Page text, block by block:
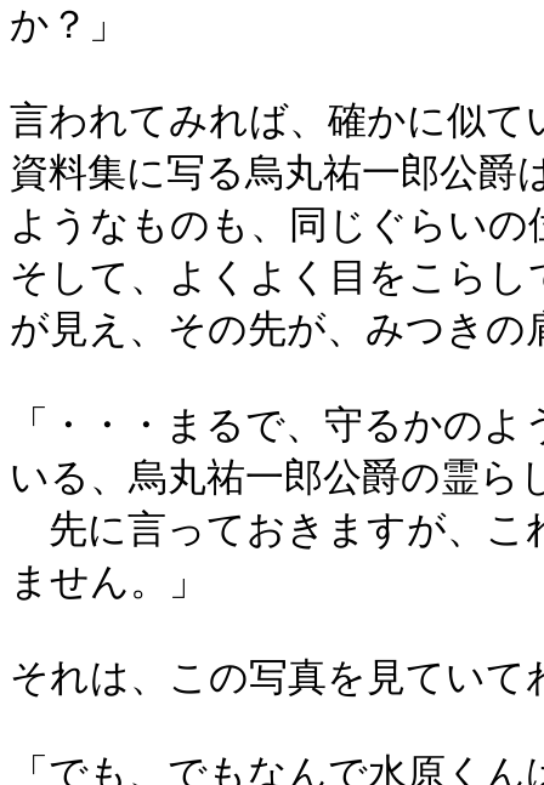
か？」
言われてみれば、確かに似て
資料集に写る烏丸祐一郎公爵
ようなものも、同じぐらいの
そして、よくよく目をこら
が見え、その先が、みつきの
「・・・まるで、守るかの
いる、烏丸祐一郎公爵の霊ら
先に言っておきますが、こ
ません。」
それは、この写真を見てい
「でも、でもなんで水原く